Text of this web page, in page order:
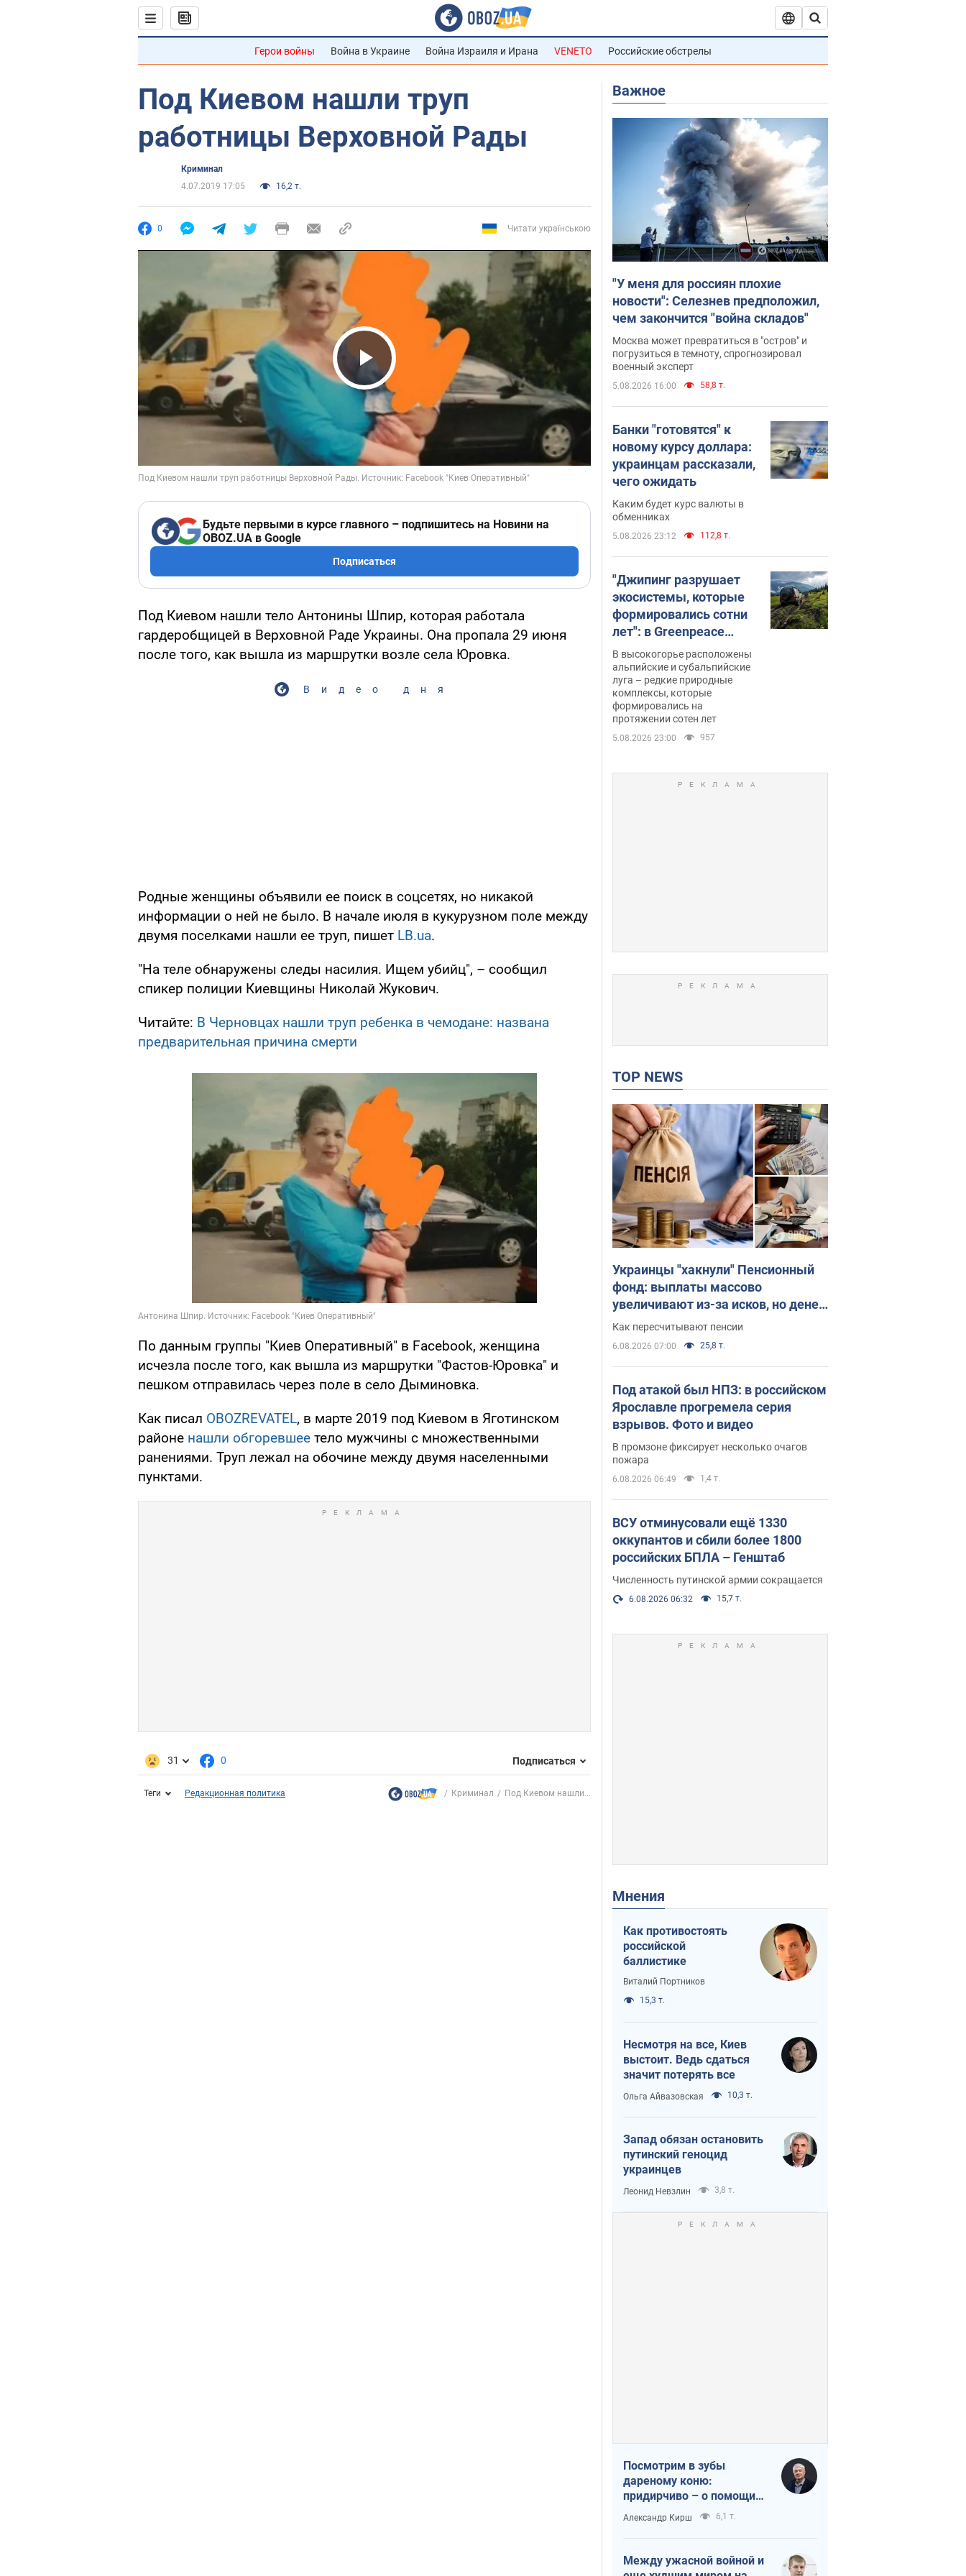
Герои войны Война в Украине Война Израиля и Ирана VENETO Российские обстрелы
Под Киевом нашли труп
работницы Верховной Рады
Криминал
4.07.2019 17:05
16,2 т.
0 Читати українською
Play Video
Будьте первыми в курсе главного – подпишитесь на Новини на
OBOZ.UA в Google
Подписаться
Под Киевом нашли тело Антонины Шпир, которая работала
гардеробщицей в Верховной Раде Украины. Она пропала 29 июня
после того, как вышла из маршрутки возле села Юровка.
Видео дня
Родные женщины объявили ее поиск в соцсетях, но никакой
информации о ней не было. В начале июля в кукурузном поле между
двумя поселками нашли ее труп, пишет LB.ua.
"На теле обнаружены следы насилия. Ищем убийц", – сообщил
спикер полиции Киевщины Николай Жукович.
Читайте: В Черновцах нашли труп ребенка в чемодане: названа
предварительная причина смерти
По данным группы "Киев Оперативный" в Facebook, женщина
исчезла после того, как вышла из маршрутки "Фастов-Юровка" и
пешком отправилась через поле в село Дыминовка.
Как писал OBOZREVATEL, в марте 2019 под Киевом в Яготинском
районе нашли обгоревшее тело мужчины с множественными
ранениями. Труп лежал на обочине между двумя населенными
пунктами.
31 0 Подписаться
Теги Редакционная политика Криминал Под Киевом нашли...
Важное
"У меня для россиян плохие
новости": Селезнев предположил,
чем закончится "война складов"
Москва может превратиться в "остров" и
погрузиться в темноту, спрогнозировал
военный эксперт
5.08.2026 16:00 58,8 т.
Банки "готовятся" к
новому курсу доллара:
украинцам рассказали,
чего ожидать
Каким будет курс валюты в
обменниках
5.08.2026 23:12 112,8 т.
"Джипинг разрушает
экосистемы, которые
формировались сотни
лет": в Greenpeace
забили тревогу
В высокогорье расположены
альпийские и субальпийские
луга – редкие природные
комплексы, которые
формировались на
протяжении сотен лет
5.08.2026 23:00 957
TOP NEWS
Украинцы "хакнули" Пенсионный
фонд: выплаты массово
увеличивают из-за исков, но денег
не хватает
Как пересчитывают пенсии
6.08.2026 07:00 25,8 т.
Под атакой был НПЗ: в российском
Ярославле прогремела серия
взрывов. Фото и видео
В промзоне фиксирует несколько очагов
пожара
6.08.2026 06:49 1,4 т.
ВСУ отминусовали ещё 1330
оккупантов и сбили более 1800
российских БПЛА – Генштаб
Численность путинской армии сокращается
6.08.2026 06:32 15,7 т.
Мнения
Как противостоять
российской
баллистике
Виталий Портников
15,3 т.
Несмотря на все, Киев
выстоит. Ведь сдаться
значит потерять все
Ольга Айвазовская 10,3 т.
Запад обязан остановить
путинский геноцид
украинцев
Леонид Невзлин 3,8 т.
Посмотрим в зубы
дареному коню:
придирчиво – о помощи
Украине
Александр Кирш 6,1 т.
Между ужасной войной и